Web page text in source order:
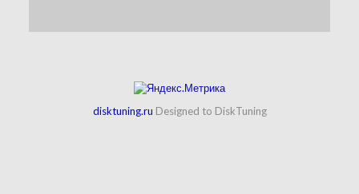
disktuning.ru Designed to DiskTuning